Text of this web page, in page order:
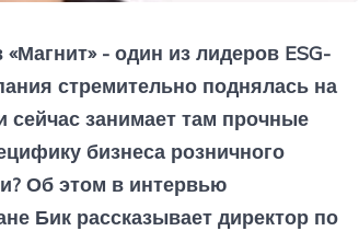
- один из лидеров ESG-
стремительно поднялась на
занимает там прочные
бизнеса розничного
Об этом в интервью
Бик рассказывает директор по